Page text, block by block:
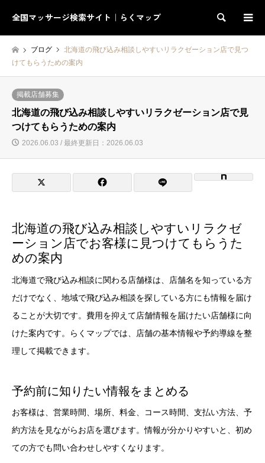
全国マッサージ検索サイト｜らくマップ 検索
ブログ
北海道の飛び込み相談しやすいリラクゼーション店で見つ
けてもらうための案内
掲載店舗募集
北海道の飛び込み相談しやすいリラクゼーション店で見
つけてもらうための案内
2026.06.03 / 最終更新日：2026.06.03
北海道の飛び込み相談しやすいリラクゼ
ーション店でお客様に見つけてもらうた
めの案内
北海道で飛び込み相談に関わる店舗様は、店舗名を知っている方
だけでなく、地域で飛び込み相談を探している方にも情報を届け
ることが大切です。費用を抑えて店舗情報を届けたい店舗様に向
けた案内です。らくマップでは、店舗の基本情報や予約導線を整
理して掲載できます。
予約前に知りたい情報をまとめる
お客様は、営業時間、場所、料金、コース時間、支払い方法、予
約方法を見ながらお店を選びます。情報が分かりやすいと、初め
ての方でも問い合わせしやすくなります。